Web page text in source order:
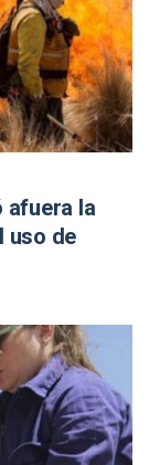
afuera la
uso de